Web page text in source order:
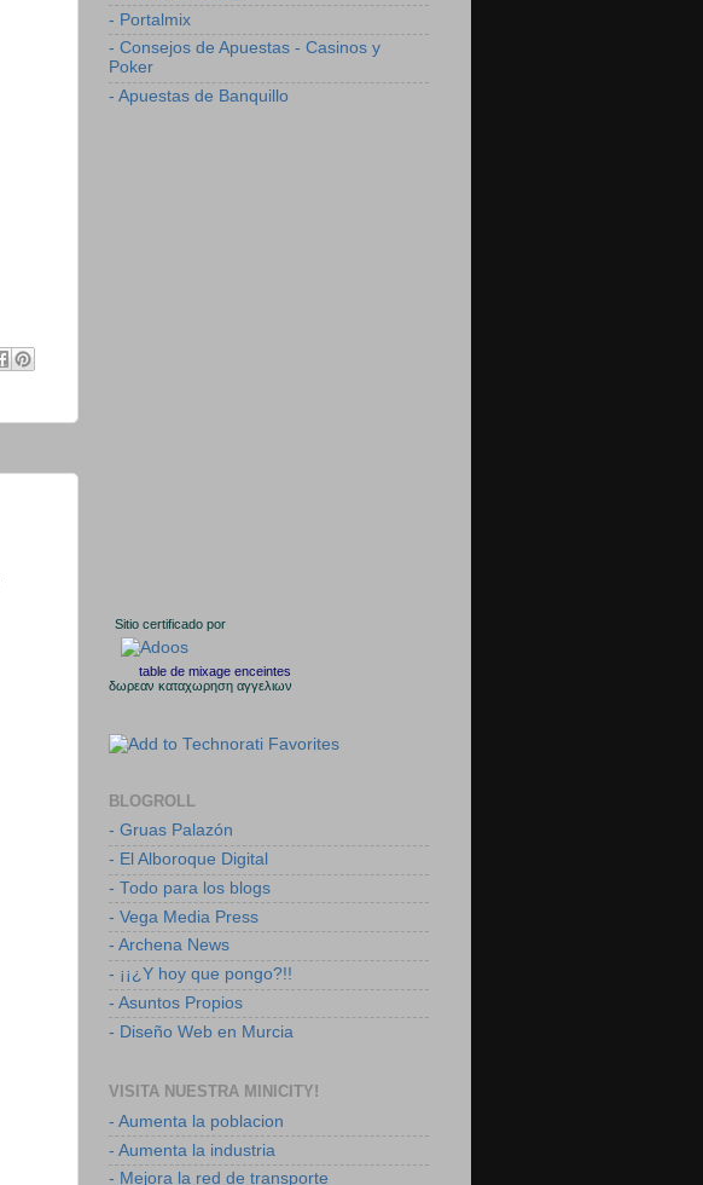
- Portalmix
- Consejos de Apuestas - Casinos y
Poker
- Apuestas de Banquillo
Sitio certificado por
table de mixage enceintes
δωρεαν καταχωρηση αγγελιων
BLOGROLL
- Gruas Palazón
- El Alboroque Digital
- Todo para los blogs
- Vega Media Press
- Archena News
- ¡¡¿Y hoy que pongo?!!
- Asuntos Propios
- Diseño Web en Murcia
VISITA NUESTRA MINICITY!
- Aumenta la poblacion
- Aumenta la industria
- Mejora la red de transporte